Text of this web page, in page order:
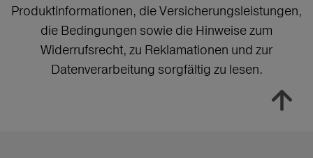
Produktinformationen, die Versicherungsleistungen,
die Bedingungen sowie die Hinweise zum
Widerrufsrecht, zu Reklamationen und zur
Datenverarbeitung sorgfältig zu lesen.